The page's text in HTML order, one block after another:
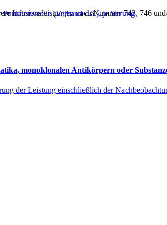
Infusionsleistungen nach Nummer 743, 746
(Verband o.ä.), je Sitzung
monoklonalen Antikörpern oder
der Leistung einschließlich der